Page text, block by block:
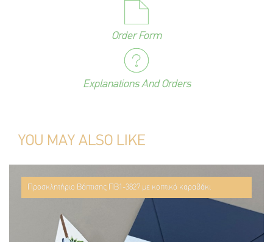
Order Form
Explanations And Orders
YOU MAY ALSO LIKE
Προσκλητήριο Βάπτισης ΠΒ1-3827 με κοπτικό καραβάκι